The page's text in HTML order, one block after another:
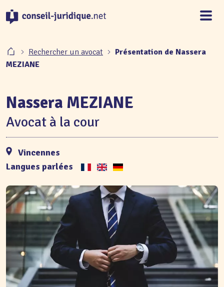
Rechercher un avocat
Présentation de Nassera
MEZIANE
Nassera MEZIANE
Avocat à la cour
Vincennes
Langues parlées